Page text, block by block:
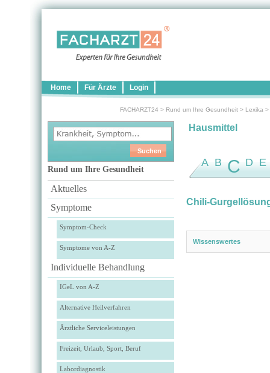
Home Für Ärzte Login
FACHARZT24 > Rund um Ihre Gesundheit > Lexika >
Rund um Ihre Gesundheit
Aktuelles
Symptome
Symptom-Check
Symptome von A-Z
Individuelle Behandlung
IGeL von A-Z
Alternative Heilverfahren
Ärztliche Serviceleistungen
Freizeit, Urlaub, Sport, Beruf
Labordiagnostik
Hausmittel
A B C D E
Chili-
Wissenswertes